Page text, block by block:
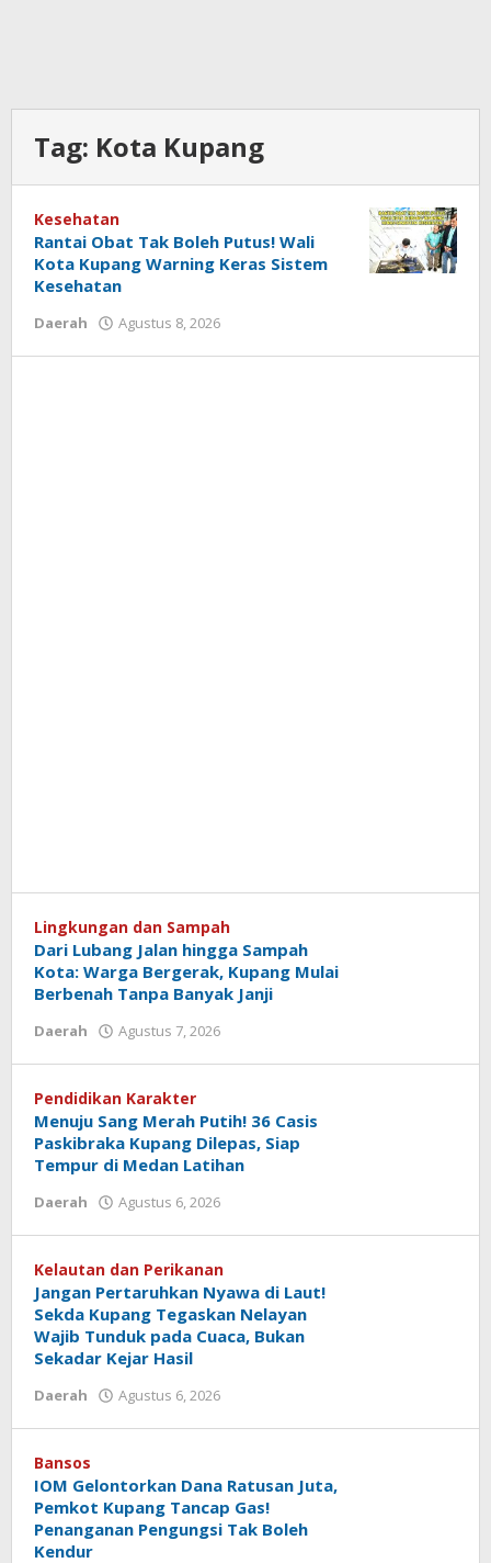
Tag: Kota Kupang
Kesehatan
Rantai Obat Tak Boleh Putus! Wali
Kota Kupang Warning Keras Sistem
Kesehatan
Daerah Agustus 8, 2026
Tu@mes
Lingkungan dan Sampah
Dari Lubang Jalan hingga Sampah
Kota: Warga Bergerak, Kupang Mulai
Berbenah Tanpa Banyak Janji
Daerah Agustus 7, 2026
Tu@mes
Pendidikan Karakter
Menuju Sang Merah Putih! 36 Casis
Paskibraka Kupang Dilepas, Siap
Tempur di Medan Latihan
Daerah Agustus 6, 2026
Tu@mes
Kelautan dan Perikanan
Jangan Pertaruhkan Nyawa di Laut!
Sekda Kupang Tegaskan Nelayan
Wajib Tunduk pada Cuaca, Bukan
Sekadar Kejar Hasil
Daerah Agustus 6, 2026
Tu@mes
Bansos
IOM Gelontorkan Dana Ratusan Juta,
Pemkot Kupang Tancap Gas!
Penanganan Pengungsi Tak Boleh
Kendur